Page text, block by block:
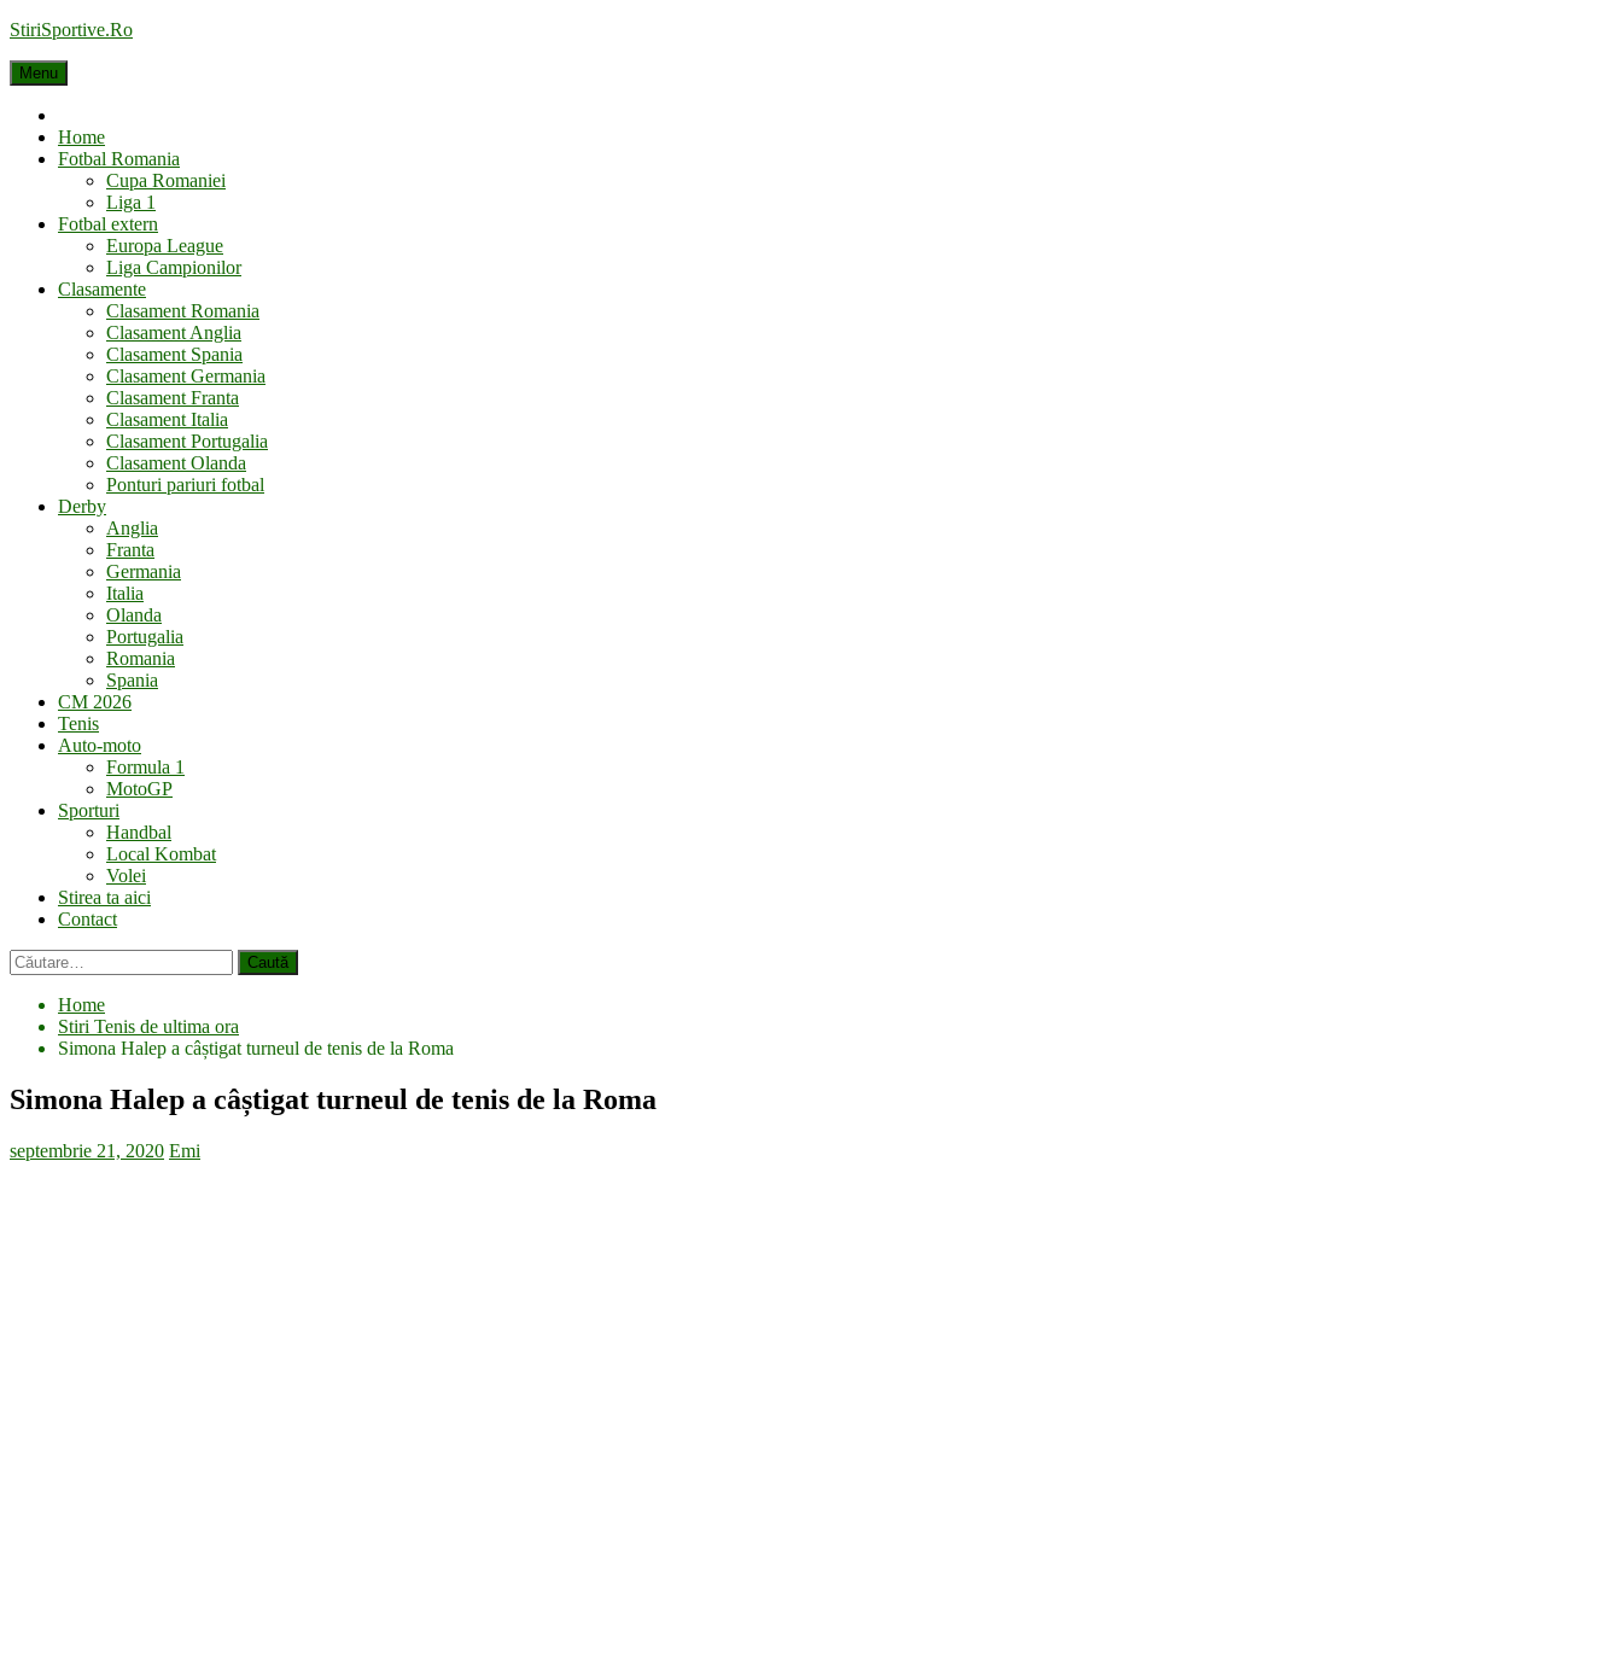
Skip
content
StiriSportive.Ro
Menu
Home
Fotbal Romania
Cupa Romaniei
Liga 1
Fotbal extern
Europa League
Liga Campionilor
Clasamente
Clasament Romania
Clasament Anglia
Clasament Spania
Clasament Germania
Clasament Franta
Clasament Italia
Clasament Portugalia
Clasament Olanda
Ponturi pariuri fotbal
Derby
Anglia
Franta
Germania
Italia
Olanda
Portugalia
Romania
Spania
CM 2026
Tenis
Auto-moto
Formula 1
MotoGP
Sporturi
Handbal
Local Kombat
Volei
Stirea ta aici
Contact
Caută
după:
Home
Stiri Tenis de ultima ora
Simona Halep a câștigat turneul de tenis de la Roma
Simona Halep a câștigat turneul de tenis de la Roma
septembrie 21, 2020 Emi